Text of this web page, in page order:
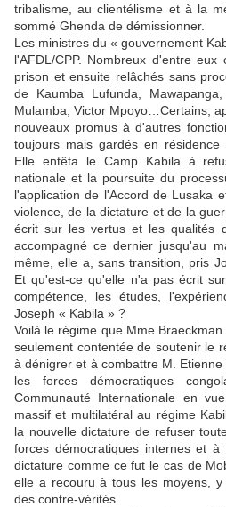
tribalisme, au clientélisme et à la
sommé Ghenda de démissionner.
Les ministres du « gouvernement
l'AFDL/CPP. Nombreux d'entre
prison et ensuite relâchés sans
de Kaumba Lufunda,
Mulamba, Victor Mpoyo…Certains,
nouveaux promus à d'autres
toujours mais gardés en résidence
Elle entêta le Camp Kabila à
nationale et la poursuite du
l'application de l'Accord de Lusaka
violence, de la dictature et de la
écrit sur les vertus et les qualités
accompagné ce dernier jusqu'au
même, elle a, sans transition, pris
Et qu'est-ce qu'elle n'a pas écrit
compétence, les études,
Joseph « Kabila » ?
Voilà le régime que Mme
seulement contentée de soutenir le
à dénigrer et à combattre M.
les forces démocratiques
Communauté Internationale en
massif et multilatéral au régime
la nouvelle dictature de refuser
forces démocratiques internes et
dictature comme ce fut le cas de
elle a recouru à tous les moyens,
des contre-vérités.